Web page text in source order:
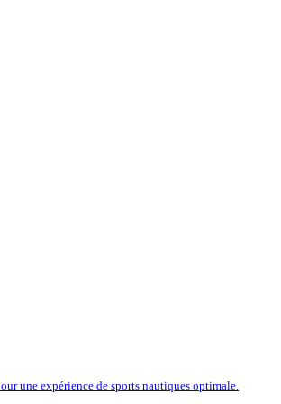
une expérience de sports nautiques optimale.